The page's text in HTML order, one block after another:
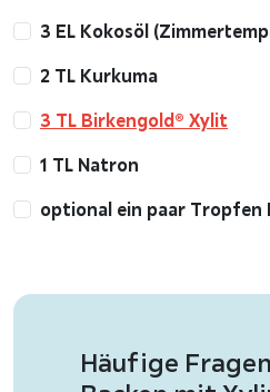
3 EL Kokosöl
2 TL Kurkuma
3 TL Birkengold® Xylit
1 TL Natron
optional ein paar
Häufige